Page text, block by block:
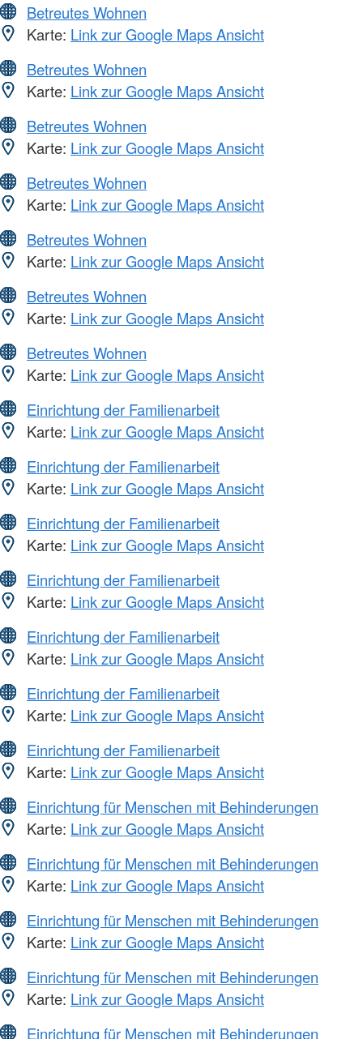
Betreutes Wohnen
Karte: Link zur Google Maps Ansicht
Betreutes Wohnen
Karte: Link zur Google Maps Ansicht
Betreutes Wohnen
Karte: Link zur Google Maps Ansicht
Betreutes Wohnen
Karte: Link zur Google Maps Ansicht
Betreutes Wohnen
Karte: Link zur Google Maps Ansicht
Betreutes Wohnen
Karte: Link zur Google Maps Ansicht
Betreutes Wohnen
Karte: Link zur Google Maps Ansicht
Einrichtung der Familienarbeit
Karte: Link zur Google Maps Ansicht
Einrichtung der Familienarbeit
Karte: Link zur Google Maps Ansicht
Einrichtung der Familienarbeit
Karte: Link zur Google Maps Ansicht
Einrichtung der Familienarbeit
Karte: Link zur Google Maps Ansicht
Einrichtung der Familienarbeit
Karte: Link zur Google Maps Ansicht
Einrichtung der Familienarbeit
Karte: Link zur Google Maps Ansicht
Einrichtung der Familienarbeit
Karte: Link zur Google Maps Ansicht
Einrichtung für Menschen mit Behinderungen
Karte: Link zur Google Maps Ansicht
Einrichtung für Menschen mit Behinderungen
Karte: Link zur Google Maps Ansicht
Einrichtung für Menschen mit Behinderungen
Karte: Link zur Google Maps Ansicht
Einrichtung für Menschen mit Behinderungen
Karte: Link zur Google Maps Ansicht
Einrichtung für Menschen mit Behinderungen